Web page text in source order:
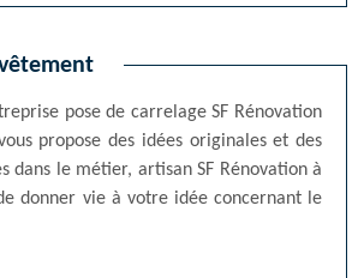
pose de carrelage SF Rénovation
propose des idées originales et des
dans le métier, artisan SF Rénovation à
donner vie à votre idée concernant le